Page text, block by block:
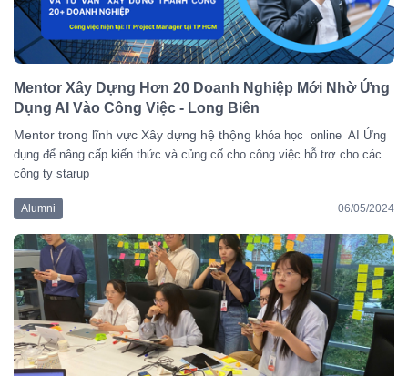
Mentor Xây Dựng Hơn 20 Doanh Nghiệp Mới Nhờ Ứng
Dụng AI Vào Công Việc - Long Biên
Mentor trong lĩnh vực Xây dựng hệ thộng khóa học online AI Ứng
dụng để nâng cấp kiến thức và củng cố cho công việc hỗ trợ cho các
công ty starup
Alumni 06/05/2024